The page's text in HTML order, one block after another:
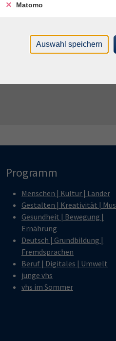
Steinhagen, vhs
Programm
Menschen | Kultur | Länder
Gestalten | Kreativität |
Gesundheit | Bewegung |
Ernährung
Deutsch | Grundbildung |
Fremdsprachen
Beruf | Digitales | Umwelt
junge vhs
vhs im Sommer
Matomo
Auswahl speichern